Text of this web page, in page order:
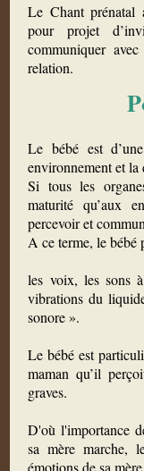
Le Chant prénatal
pour projet
communiquer
relation.
Le bébé est
environnement et la
Si tous les
maturité qu’aux
percevoir et
A ce terme, le bébé
les voix, les sons
vibrations du
sonore ».
Le bébé est
maman qu’il
graves.
D'où l'importance
sa mère marche,
émotions de sa mère.